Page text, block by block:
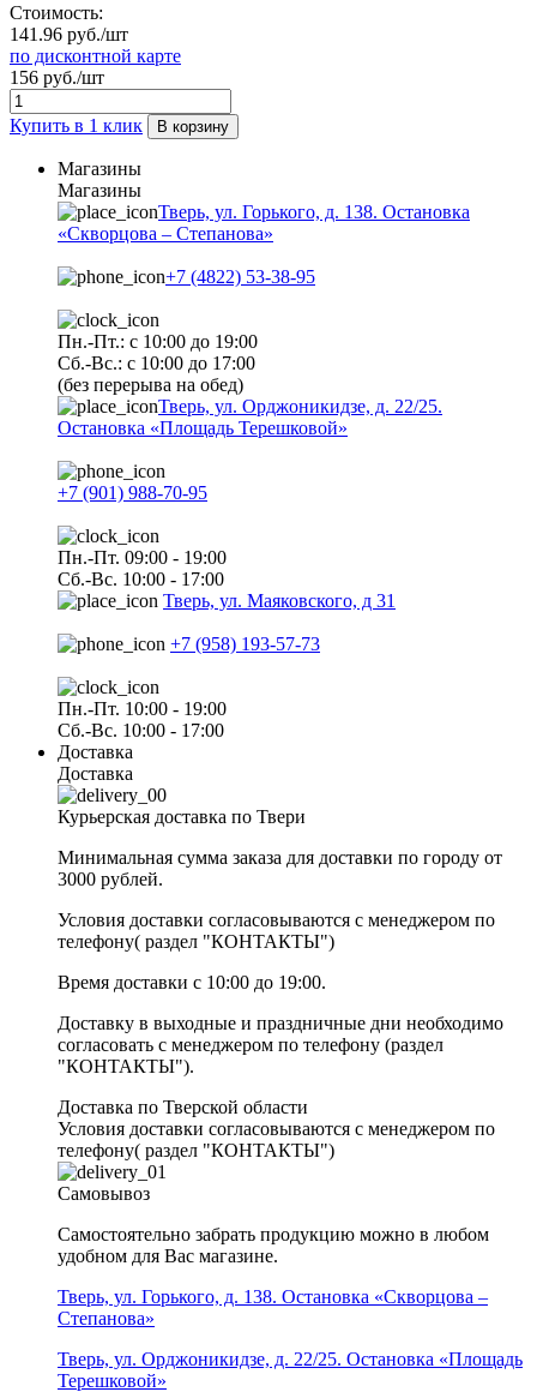
Стоимость:
141.96 руб./шт
по дисконтной карте
156 руб./шт
Купить в 1 клик В корзину
Магазины
Магазины
Тверь, ул. Горького, д. 138. Остановка
«Скворцова – Степанова»
+7 (4822) 53-38-95
Пн.-Пт.: с 10:00 до 19:00
Сб.-Вс.: с 10:00 до 17:00
(без перерыва на обед)
Тверь, ул. Орджоникидзе, д. 22/25.
Остановка «Площадь Терешковой»
+7 (901) 988-70-95
Пн.-Пт. 09:00 - 19:00
Сб.-Вс. 10:00 - 17:00
Тверь, ул. Маяковского, д 31
+7 (958) 193-57-73
Пн.-Пт. 10:00 - 19:00
Сб.-Вс. 10:00 - 17:00
Доставка
Доставка
Курьерская доставка по Твери
Минимальная сумма заказа для доставки по городу от
3000 рублей.
Условия доставки согласовываются с менеджером по
телефону( раздел "КОНТАКТЫ")
Время доставки с 10:00 до 19:00.
Доставку в выходные и праздничные дни необходимо
согласовать с менеджером по телефону (раздел
"КОНТАКТЫ").
Доставка по Тверской области
Условия доставки согласовываются с менеджером по
телефону( раздел "КОНТАКТЫ")
Самовывоз
Самостоятельно забрать продукцию можно в любом
удобном для Вас магазине.
Тверь, ул. Горького, д. 138. Остановка «Скворцова –
Степанова»
Тверь, ул. Орджоникидзе, д. 22/25. Остановка «Площадь
Терешковой»